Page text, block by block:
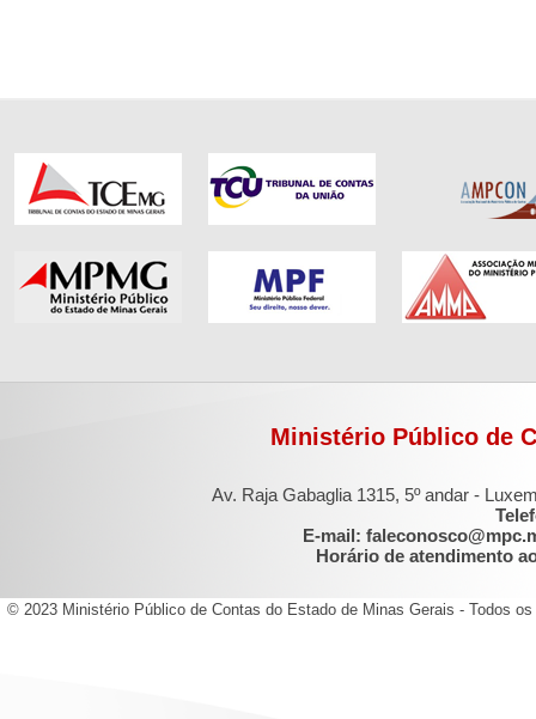
Ministério Público de
Av. Raja Gabaglia 1315, 5º andar -
E-mail:
Horário de atendimento
© 2023 Ministério Público de Contas do Estado de Minas Gerais - Todos